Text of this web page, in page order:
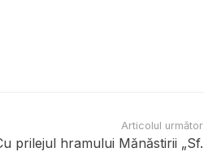
Articolul următor
prilejul hramului Mănăstirii „Sf.